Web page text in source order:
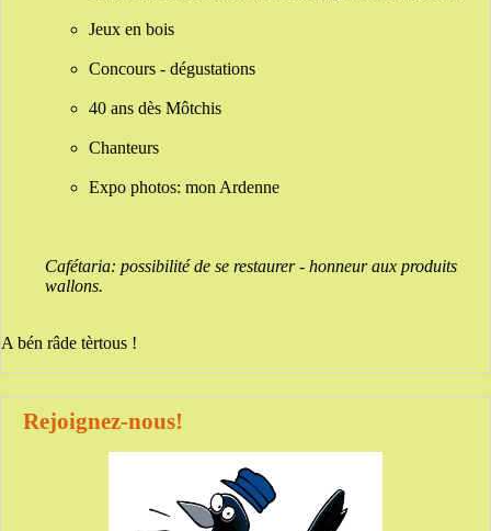
Jeux en bois
Concours - dégustations
40 ans dès Môtchis
Chanteurs
Expo photos: mon Ardenne
Cafétaria: possibilité de se restaurer - honneur aux produits
wallons.
A bén râde tèrtous !
Rejoignez-nous!